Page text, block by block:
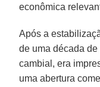
econômica
Após a
de uma década
cambial, era
uma abertura